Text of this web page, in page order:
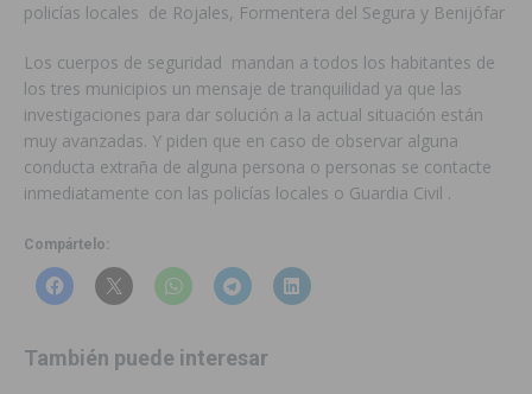
policías locales de Rojales, Formentera del Segura y Benijófar
Los cuerpos de seguridad mandan a todos los habitantes de
los tres municipios un mensaje de tranquilidad ya que las
investigaciones para dar solución a la actual situación están
muy avanzadas. Y piden que en caso de observar alguna
conducta extraña de alguna persona o personas se contacte
inmediatamente con las policías locales o Guardia Civil .
Compártelo:
También puede interesar